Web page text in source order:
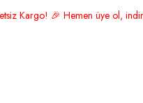
yararlan 🛍️ Şimdi